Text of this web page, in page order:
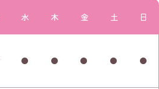
水 木 金 土 日
● ● ● ● ●